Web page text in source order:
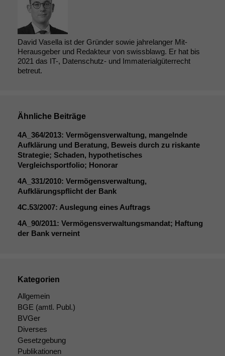
David Vasella ist der Gründer sowie jahrelanger Mit-
Herausgeber und Redakteur von swissblawg. Er hat bis
2021 das IT-, Datenschutz- und Immaterialgüterrecht
betreut.
Ähnliche Beiträge
4A_364/2013: Vermögensverwaltung, mangelnde
Aufklärung und Beratung, Beweis durch zu riskante
Strategie; Schaden, hypothetisches
Vergleichsportfolio; Honorar
4A_331/2010: Vermögensverwaltung,
Aufklärungspflicht der Bank
4C.53/2007: Auslegung eines Auftrags
4A_90/2011: Vermögensverwaltungsmandat; Haftung
der Bank verneint
Kategorien
Allgemein
BGE (amtl. Publ.)
BVGer
Diverses
Gesetzgebung
Publikationen